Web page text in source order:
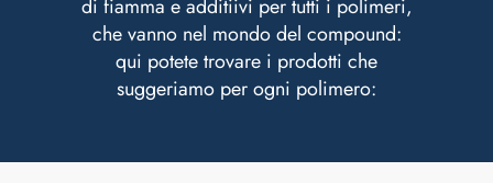
di fiamma e additiivi per tutti i polimeri,
che vanno nel mondo del compound:
qui potete trovare i prodotti che
suggeriamo per ogni polimero: